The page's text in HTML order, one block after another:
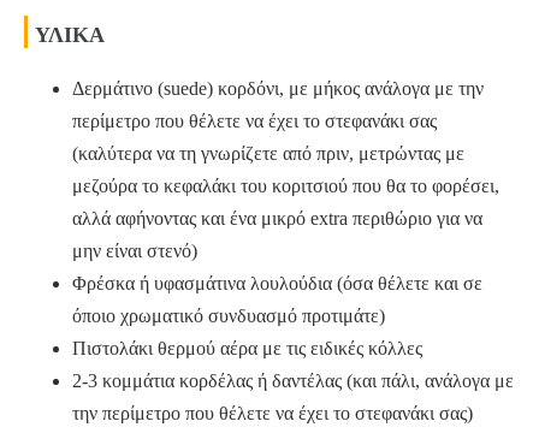
ΥΛΙΚΑ
Δερμάτινο (suede) κορδόνι, με μήκος ανάλογα με την
περίμετρο που θέλετε να έχει το στεφανάκι σας
(καλύτερα να τη γνωρίζετε από πριν, μετρώντας με
μεζούρα το κεφαλάκι του κοριτσιού που θα το φορέσει,
αλλά αφήνοντας και ένα μικρό extra περιθώριο για να
μην είναι στενό)
Φρέσκα ή υφασμάτινα λουλούδια (όσα θέλετε και σε
όποιο χρωματικό συνδυασμό προτιμάτε)
Πιστολάκι θερμού αέρα με τις ειδικές κόλλες
2-3 κομμάτια κορδέλας ή δαντέλας (και πάλι, ανάλογα με
την περίμετρο που θέλετε να έχει το στεφανάκι σας)